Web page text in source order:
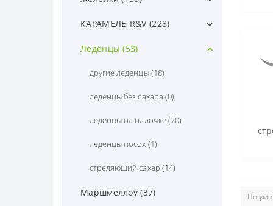
тик так драже (5)
другие жвачки (36)
жвачка пластинками (5)
жвачка с тату (5)
жеватильные жвачки (21)
круглые жвачки (4)
мятная жвачка (7)
другие желейки (36)
желейки в банке (43)
желейки весовые (26)
желейки провода (11)
желейки радуга (3)
жидкая карамель (16)
КАРАМЕЛЬ R&V (228)
карамель в корзині (89)
леденец шар на палочке (6)
леденц с витамином С (2)
монпансье (4)
фигурная карамель (127)
Леденцы (53)
другие леденцы (18)
леденцы без сахара (0)
леденцы на палочке (20)
леденцы посох (1)
стреляющий сахар (14)
Маршмеллоу (37)